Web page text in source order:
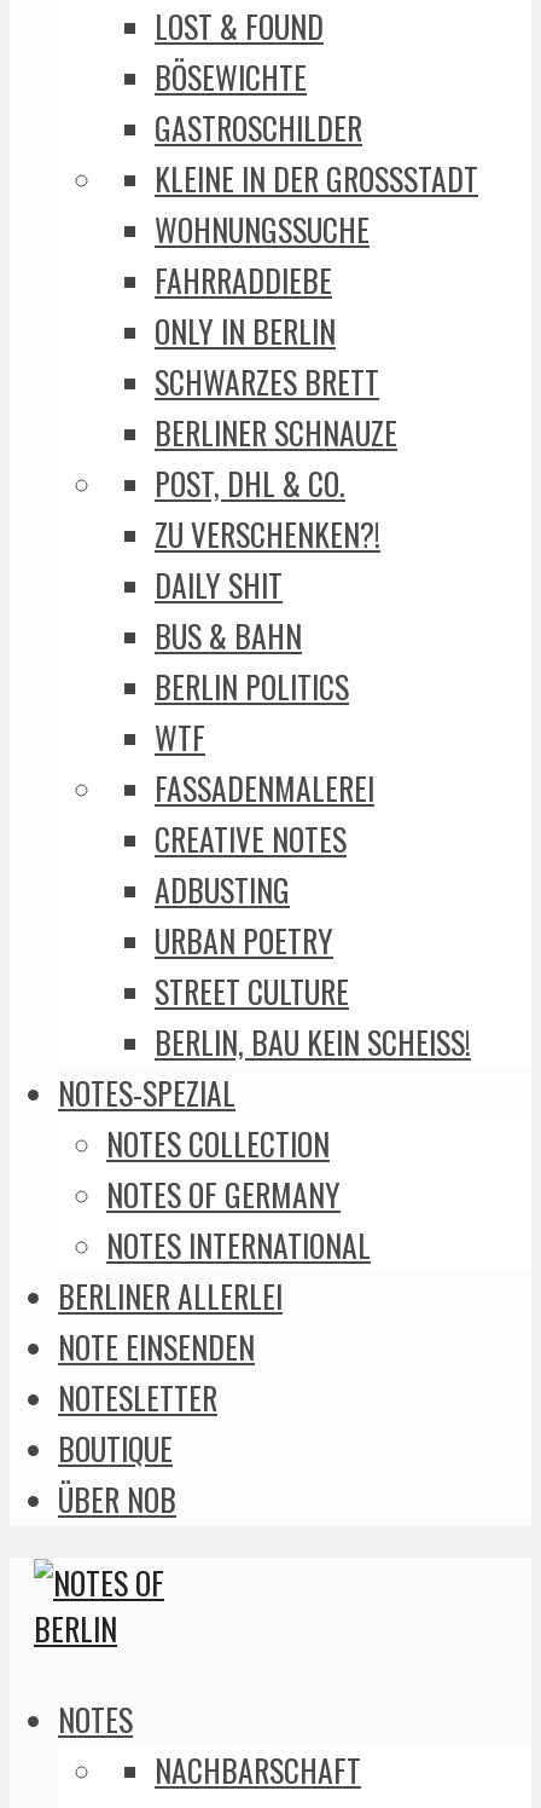
LOST & FOUND
BÖSEWICHTE
GASTROSCHILDER
KLEINE IN DER GROSSSTADT
WOHNUNGSSUCHE
FAHRRADDIEBE
ONLY IN BERLIN
SCHWARZES BRETT
BERLINER SCHNAUZE
POST, DHL & CO.
ZU VERSCHENKEN?!
DAILY SHIT
BUS & BAHN
BERLIN POLITICS
WTF
FASSADENMALEREI
CREATIVE NOTES
ADBUSTING
URBAN POETRY
STREET CULTURE
BERLIN, BAU KEIN SCHEISS!
NOTES-SPEZIAL
NOTES COLLECTION
NOTES OF GERMANY
NOTES INTERNATIONAL
BERLINER ALLERLEI
NOTE EINSENDEN
NOTESLETTER
BOUTIQUE
ÜBER NOB
NOTES
NACHBARSCHAFT